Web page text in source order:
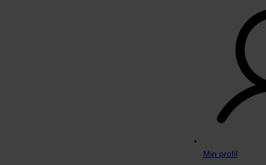
Min profil